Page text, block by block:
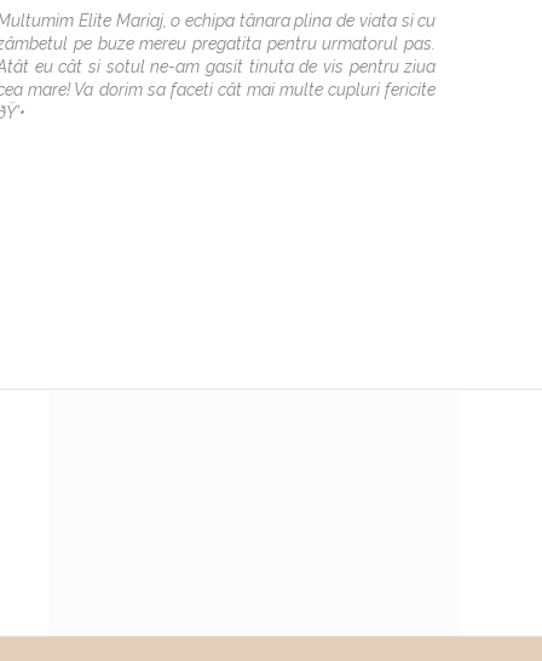
Elite Mariaj, o echipa tânara plina de viata si cu
pe buze mereu pregatita pentru urmatorul pas.
eu cât si sotul ne-am gasit tinuta de vis pentru ziua
mare! Va dorim sa faceti cât mai multe cupluri fericite